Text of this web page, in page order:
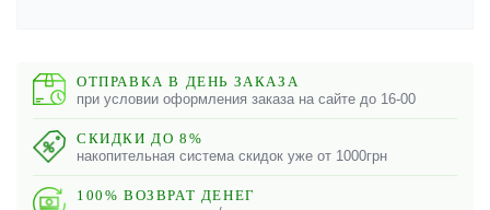
ОТПРАВКА В ДЕНЬ ЗАКАЗА
при условии оформления заказа на сайте до 16-00
СКИДКИ ДО 8%
накопительная система скидок уже от 1000грн
100% ВОЗВРАТ ДЕНЕГ